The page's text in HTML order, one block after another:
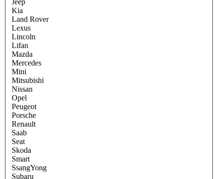
Jeep
Kia
Land Rover
Lexus
Lincoln
Lifan
Mazda
Mercedes
Mini
Mitsubishi
Nissan
Opel
Peugeot
Porsche
Renault
Saab
Seat
Skoda
Smart
SsangYong
Subaru